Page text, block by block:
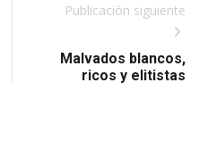
Publicación siguiente
Malvados blancos,
ricos y elitistas